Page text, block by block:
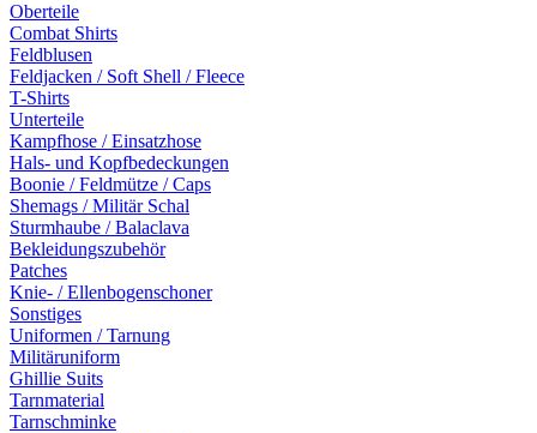
Oberteile
Combat Shirts
Feldblusen
Feldjacken / Soft Shell / Fleece
T-Shirts
Unterteile
Kampfhose / Einsatzhose
Hals- und Kopfbedeckungen
Boonie / Feldmütze / Caps
Shemags / Militär Schal
Sturmhaube / Balaclava
Bekleidungszubehör
Patches
Knie- / Ellenbogenschoner
Sonstiges
Uniformen / Tarnung
Militäruniform
Ghillie Suits
Tarnmaterial
Tarnschminke